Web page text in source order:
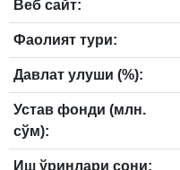
Веб сайт:
Фаолият тури:
Давлат улуши (%):
Устав фонди (млн.
сўм):
Иш ўринлари сони: